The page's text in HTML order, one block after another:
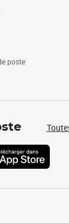
poste